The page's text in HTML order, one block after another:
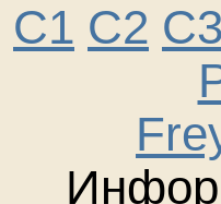
C1 C2 C3